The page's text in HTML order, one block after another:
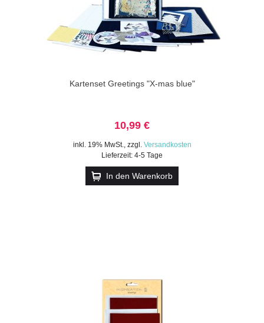
Kartenset Greetings "X-mas blue"
10,99 €
inkl. 19% MwSt., zzgl. Versandkosten
Lieferzeit: 4-5 Tage
In den Warenkorb